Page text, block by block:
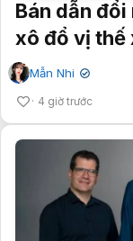
Bán dẫn
xô đổ vị thế
Mẫn Nhi ✔
4 giờ trước